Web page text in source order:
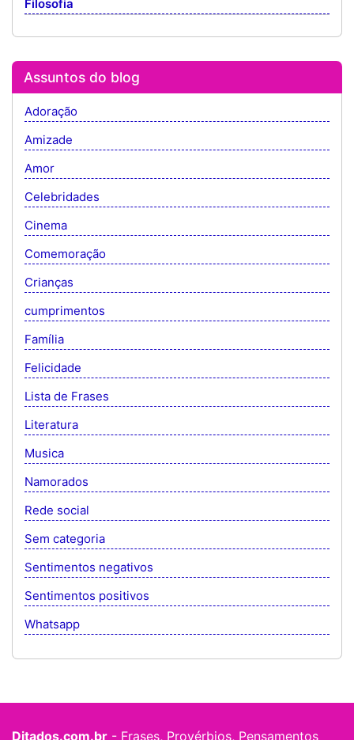
Filosofia
Assuntos do blog
Adoração
Amizade
Amor
Celebridades
Cinema
Comemoração
Crianças
cumprimentos
Família
Felicidade
Lista de Frases
Literatura
Musica
Namorados
Rede social
Sem categoria
Sentimentos negativos
Sentimentos positivos
Whatsapp
Ditados.com.br - Frases, Provérbios, Pensamentos